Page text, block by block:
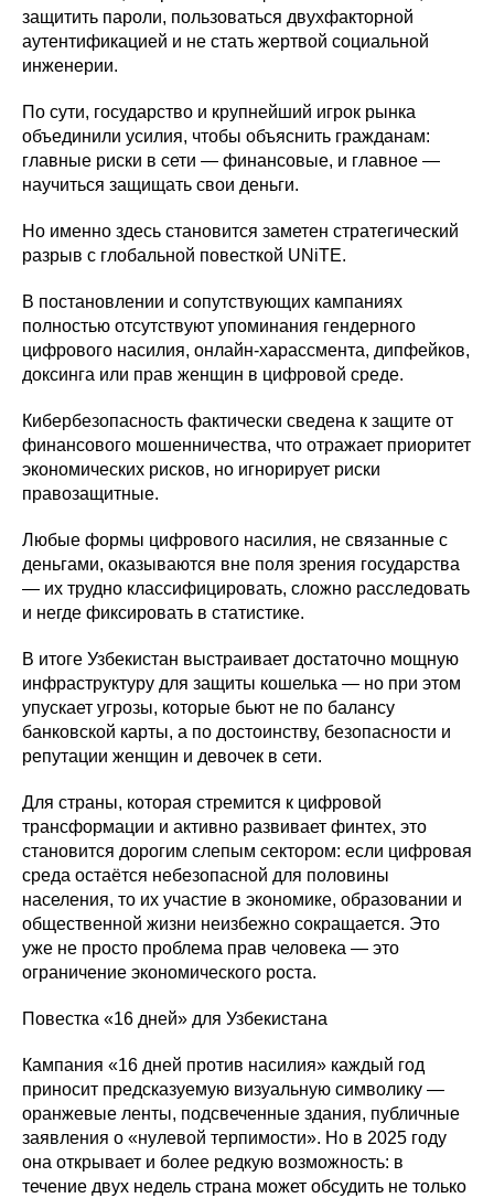
защитить пароли, пользоваться двухфакторной
аутентификацией и не стать жертвой социальной
инженерии.
По сути, государство и крупнейший игрок рынка
объединили усилия, чтобы объяснить гражданам:
главные риски в сети — финансовые, и главное —
научиться защищать свои деньги.
Но именно здесь становится заметен стратегический
разрыв с глобальной повесткой UNiTE.
В постановлении и сопутствующих кампаниях
полностью отсутствуют упоминания гендерного
цифрового насилия, онлайн-харассмента, дипфейков,
доксинга или прав женщин в цифровой среде.
Кибербезопасность фактически сведена к защите от
финансового мошенничества, что отражает приоритет
экономических рисков, но игнорирует риски
правозащитные.
Любые формы цифрового насилия, не связанные с
деньгами, оказываются вне поля зрения государства
— их трудно классифицировать, сложно расследовать
и негде фиксировать в статистике.
В итоге Узбекистан выстраивает достаточно мощную
инфраструктуру для защиты кошелька — но при этом
упускает угрозы, которые бьют не по балансу
банковской карты, а по достоинству, безопасности и
репутации женщин и девочек в сети.
Для страны, которая стремится к цифровой
трансформации и активно развивает финтех, это
становится дорогим слепым сектором: если цифровая
среда остаётся небезопасной для половины
населения, то их участие в экономике, образовании и
общественной жизни неизбежно сокращается. Это
уже не просто проблема прав человека — это
ограничение экономического роста.
Повестка «16 дней» для Узбекистана
Кампания «16 дней против насилия» каждый год
приносит предсказуемую визуальную символику —
оранжевые ленты, подсвеченные здания, публичные
заявления о «нулевой терпимости». Но в 2025 году
она открывает и более редкую возможность: в
течение двух недель страна может обсудить не только